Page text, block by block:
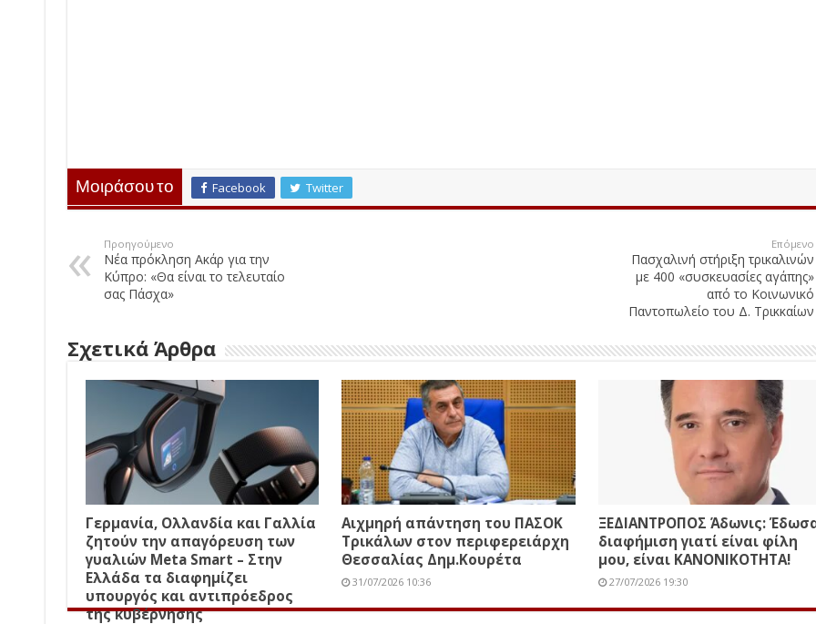
Μοιράσου το Facebook Twitter
Προηγούμενο
Νέα πρόκληση Ακάρ για την
Κύπρο: «Θα είναι το τελευταίο
σας Πάσχα»
Επόμενο
Πασχαλινή στήριξη τρικαλινών
με 400 «συσκευασίες αγάπης»
από το Κοινωνικό
Παντοπωλείο του Δ. Τρικκαίων
Σχετικά Άρθρα
Γερμανία, Ολλανδία και Γαλλία
ζητούν την απαγόρευση των
γυαλιών Meta Smart – Στην
Ελλάδα τα διαφημίζει
υπουργός και αντιπρόεδρος
της κυβέρνησης
Αιχμηρή απάντηση του ΠΑΣΟΚ
Τρικάλων στον περιφερειάρχη
Θεσσαλίας Δημ.Κουρέτα
31/07/2026 10:36
ΞΕΔΙΑΝΤΡΟΠΟΣ Άδωνις:
διαφήμιση γιατί είναι φίλη
μου, είναι ΚΑΝΟΝΙΚΟΤΗΤΑ!
27/07/2026 19:30